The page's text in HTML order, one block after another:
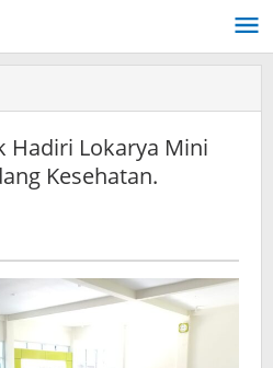
Hadiri Lokarya Mini
Kesehatan.